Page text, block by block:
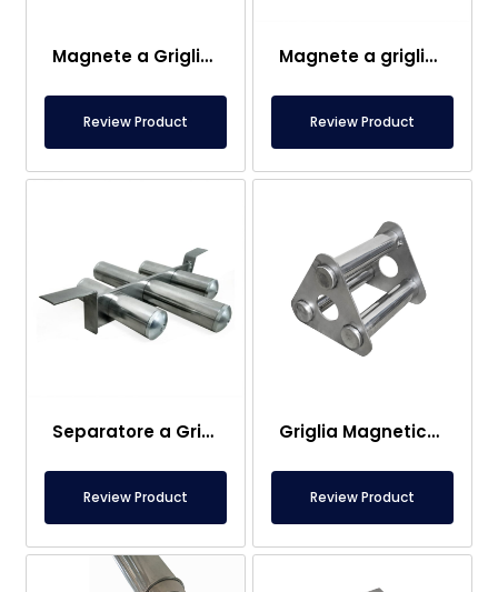
Magnete a Griglia al Neodimio a 6 Angoli – Design Personalizzato
Review Product
Magnete a griglia adatto per tramogge coniche
Review Product
Separatore a Griglia Magnetica al Neodimio Design Speciale Per Bunker
Review Product
Griglia Magnetica Per Macchina Per Stampaggio a Iniezione di Plastica
Review Product